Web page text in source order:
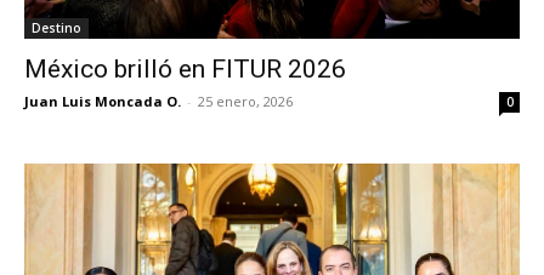
Destino
México brilló en FITUR 2026
Juan Luis Moncada O. - 25 enero, 2026 0